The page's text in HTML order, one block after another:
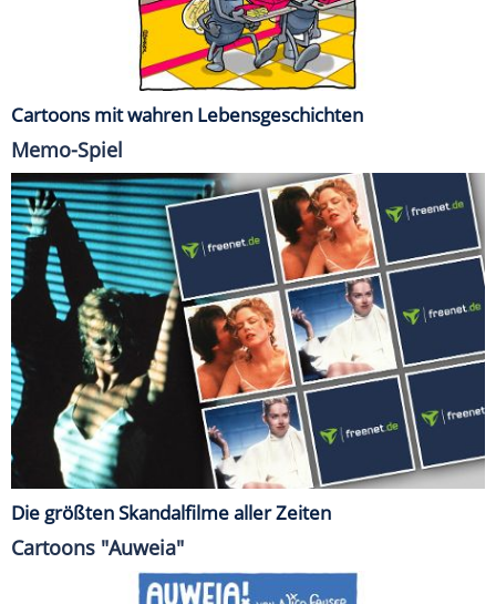
Cartoons mit wahren Lebensgeschichten
Memo-Spiel
Die größten Skandalfilme aller Zeiten
Cartoons "Auweia"